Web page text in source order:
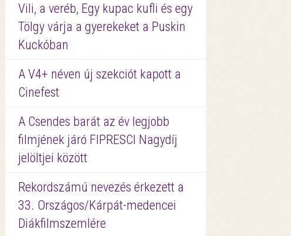
Vili, a veréb, Egy kupac kufli és egy
Tölgy várja a gyerekeket a Puskin
Kuckóban
A V4+ néven új szekciót kapott a
Cinefest
A Csendes barát az év legjobb
filmjének járó FIPRESCI Nagydíj
jelöltjei között
Rekordszámú nevezés érkezett a
33. Országos/Kárpát-medencei
Diákfilmszemlére